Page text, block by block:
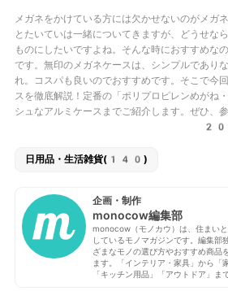
メガネをかけている方には欠かせないのがメガ
とたいていは一緒についてきますが、どうせな
ものにしたいですよね。そんな時におすすめな
です。無印のメガネケースは、シンプルであり
れ。コスパも良いのでおすすめです。そこで今
スを徹底解説！定番の「ポリプロピレンめがね
シュなアルミケースまでご紹介します。ぜひ、
日用品・生活雑貨(140)
企画・制作
monocow編集部
monocow（モノカウ）は、住まい
しているモノマガジンです。編集部
ざまなモノの選び方やおすすめ商品
ます。「インテリア・家具」から「
「キッチン用品」「アウトドア」ま